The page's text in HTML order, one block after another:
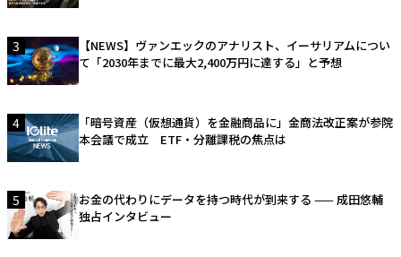
3
【NEWS】ヴァンエックのアナリスト、イーサリアムについ
て「2030年までに最大2,400万円に達する」と予想
4
「暗号資産（仮想通貨）を金融商品に」金商法改正案が参院
本会議で成立 ETF・分離課税の焦点は
5
お金の代わりにデータを持つ時代が到来する —— 成田悠輔
独占インタビュー